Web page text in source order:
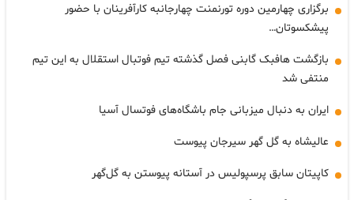
برگزاری چهارمین دوره تورنمنت چهارجانبه کارآفرینان با حضور
پیشکسوتان…
بازگشت هافبک گابنی فصل گذشته تیم فوتبال استقلال به این تیم
منتفی شد
ایران به دنبال میزبانی جام باشگاه‌های فوتسال آسیا
عالیشاه به گل گهر سیرجان پیوست
کاپیتان سابق پرسپولیس در آستانه پیوستن به گل‌گهر